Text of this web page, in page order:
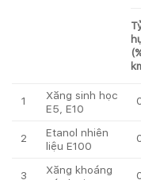
1
Xăng sinh học
E5, E10
2
Etanol nhiên
liệu E100
3
Xăng khoáng